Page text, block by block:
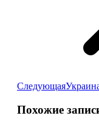
Следующая
Похожие